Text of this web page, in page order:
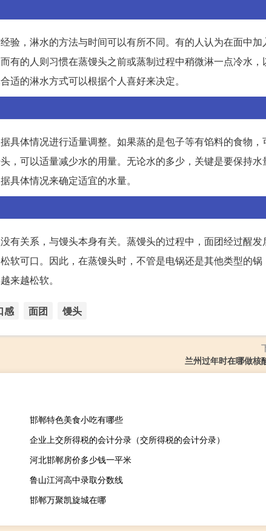
验，淋水的方法与时间可以有所不同。有的人认为在面中加
有的人则习惯在蒸馒头之前或蒸制过程中稍微淋一点冷水，
的淋水方式可以根据个人喜好来决定。
具体情况进行适量调整。如果蒸的是包子等有馅料的食物，
，可以适量减少水的用量。无论水的多少，关键是要保持水
具体情况来确定适宜的水量。
有关系，与馒头本身有关。蒸馒头的过程中，面团经过醒发
软可口。因此，在蒸馒头时，不管是电锅还是其他类型的锅
来越松软。
感 面团 馒头
兰州过年时在哪做核
邯郸特色美食小吃有哪些
企业上交所得税的会计分录（交所得税的会计分录）
河北邯郸房价多少钱一平米
鲁山江河高中录取分数线
邯郸万聚凯旋城在哪